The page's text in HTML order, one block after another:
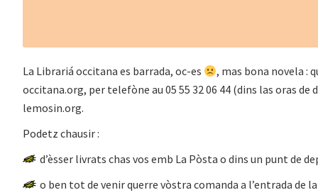
La Librariá occitana es barrada, oc-es
, mas bona novela :
occitana.org, per telefòne au 05 55 32 06 44 (dins las oras
lemosin.org.
Podetz chausir :
d’èsser livrats chas vos emb La Pòsta o dins un punt de
o ben tot de venir querre vòstra comanda a l’entrada de